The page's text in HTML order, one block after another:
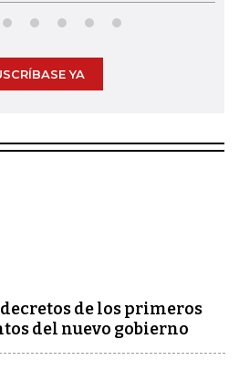
YA
decretos de los primeros
del nuevo gobierno